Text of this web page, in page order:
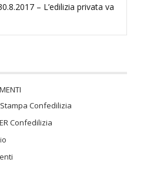
– L’edilizia privata va
Confedilizia
Confedilizia